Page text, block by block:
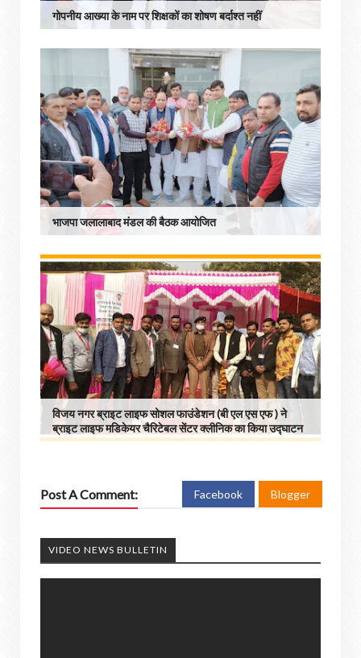
गोपनीय आख्या के नाम पर शिक्षकों का शोषण बर्दाश्त नहीं
भाजपा जलालाबाद मंडल की बैठक आयोजित
विजय नगर ब्राइट लाइफ सोशल फाउंडेशन (बी एल एस एफ ) ने
ब्राइट लाइफ मडिकेयर चैरिटेबल सेंटर क्लीनिक का किया उद्घाटन
Post A Comment: Facebook Blogger
VIDEO NEWS BULLETIN